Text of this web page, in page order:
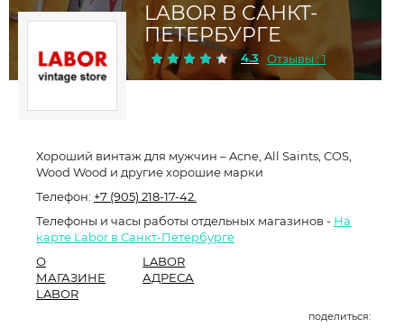
LABOR В САНКТ-
ПЕТЕРБУРГЕ
4.3 Отзывы : 1
Хороший винтаж для мужчин – Aсne, All Saints, COS,
Wood Wood и другие хорошие марки
Телефон: +7 (905) 218-17-42.
Телефоны и часы работы отдельных магазинов - На
карте Labor в Санкт-Петербурге
О
МАГАЗИНЕ
LABOR
LABOR
АДРЕСА
поделиться: